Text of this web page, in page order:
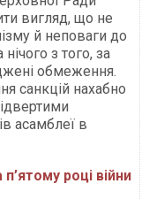
вигляд, що не
й неповаги до
з того, за
обмеження.
санкцій нахабно
асамблеї в
році війни